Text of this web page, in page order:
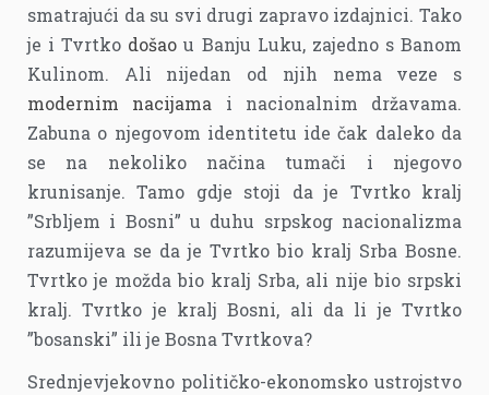
smatrajući da su svi drugi zapravo izdajnici. Tako
je i Tvrtko došao u Banju Luku, zajedno s Banom
Kulinom. Ali nijedan od njih nema veze s
modernim nacijama i nacionalnim državama.
Zabuna o njegovom identitetu ide čak daleko da
se na nekoliko načina tumači i njegovo
krunisanje. Tamo gdje stoji da je Tvrtko kralj
”Srbljem i Bosni” u duhu srpskog nacionalizma
razumijeva se da je Tvrtko bio kralj Srba Bosne.
Tvrtko je možda bio kralj Srba, ali nije bio srpski
kralj. Tvrtko je kralj Bosni, ali da li je Tvrtko
”bosanski” ili je Bosna Tvrtkova?
Srednjevjekovno političko-ekonomsko ustrojstvo